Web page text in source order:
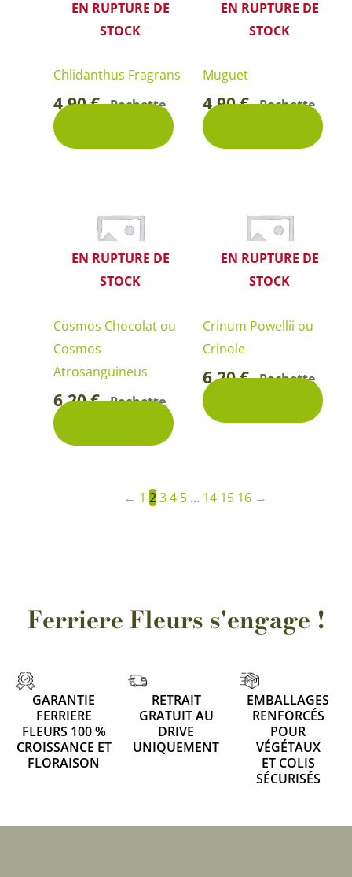
EN RUPTURE DE
STOCK
Chlidanthus Fragrans
4,90€-Pochette
EN RUPTURE DE
STOCK
Muguet
4,90€-Pochette
EN RUPTURE DE
STOCK
Cosmos Chocolat ou
Cosmos
Atrosanguineus
6,20€-Pochette
EN RUPTURE DE
STOCK
Crinum Powellii ou
Crinole
6,20€-Pochette
← 1 2 3 4 5 … 14 15 16 →
Ferriere Fleurs s'engage !
GARANTIE
FERRIERE
FLEURS 100 %
CROISSANCE ET
FLORAISON
RETRAIT
GRATUIT AU
DRIVE
UNIQUEMENT
EMBALLAGES
RENFORCÉS
POUR
VÉGÉTAUX
ET COLIS
SÉCURISÉS